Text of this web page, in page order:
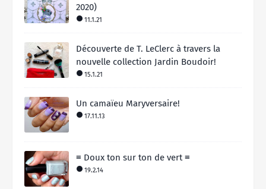
2020)
11.1.21
Découverte de T. LeClerc à travers la
nouvelle collection Jardin Boudoir!
15.1.21
Un camaïeu Maryversaire!
17.11.13
≡ Doux ton sur ton de vert ≡
19.2.14